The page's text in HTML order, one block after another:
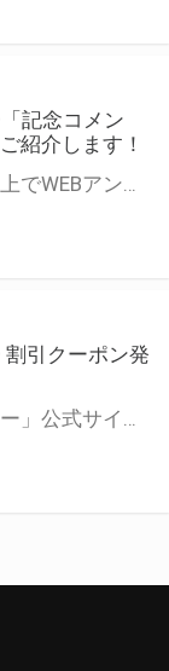
記念コメン
紹介します！
とらのあなWEBオンリー上でWEBアンソロジーが作成できる「記念コメント」について、その使い方や作成手順を解説します！ 支援タイプを「サークル参加型」「サークル参加型・マルシェ(イベント会場)機能付き」でお申し込みいただいている主催者様はぜひご活用ください♪ とらのあなWEBオンリーサイトはこちら
割引クーポン発
「とらのあなWEBオンリー」公式サイトでとらのあな通販の「割引クーポン」を配布中！ イベントごとに開催当日限定で使える割引クーポンのシリアルコードを発行します。 とらのあなWEBオンリーのページをチェックして、イベント当日にお得にお買い物を楽しみましょう♪ ※本キャンペーンは予告なく終了する場合がございます。 とらのあなWEBオンリーサイトはこちら